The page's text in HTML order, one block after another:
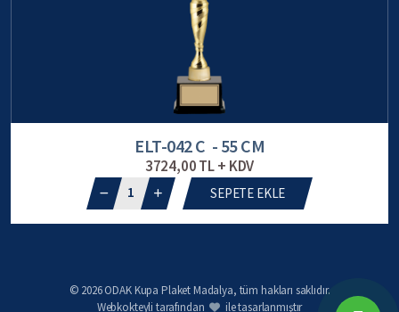
ELT-042 C - 55 CM
3724,00 TL + KDV
1 SEPETE EKLE
© 2026 ODAK Kupa Plaket Madalya, tüm hakları saklıdır.
Webkokteyli tarafından
ile tasarlanmıştır